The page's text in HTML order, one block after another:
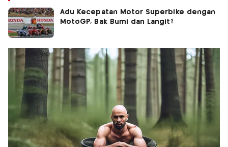
Adu Kecepatan Motor Superbike dengan
MotoGP, Bak Bumi dan Langit?